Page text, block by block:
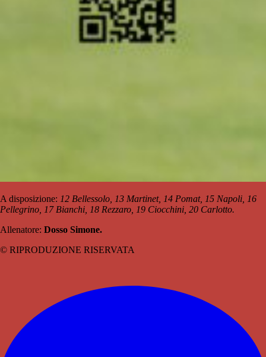
A disposizione: 12 Bellessolo, 13 Martinet, 14 Pomat, 15 Napoli, 16
Pellegrino, 17 Bianchi, 18 Rezzaro, 19 Ciocchini, 20 Carlotto.
Allenatore: Dosso Simone.
© RIPRODUZIONE RISERVATA